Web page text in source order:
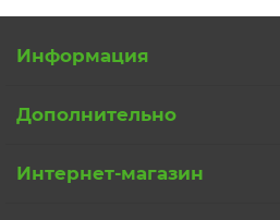
Информация
Дополнительно
Интернет-магазин